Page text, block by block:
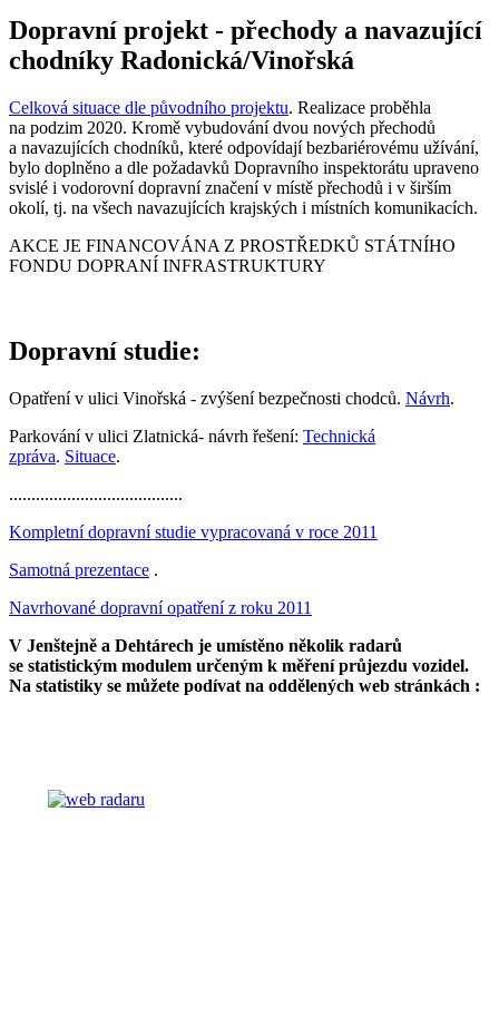
Dopravní projekt - přechody a navazující
chodníky Radonická/Vinořská
Celková situace dle původního projektu. Realizace proběhla
na podzim 2020. Kromě vybudování dvou nových přechodů
a navazujících chodníků, které odpovídají bezbariérovému užívání,
bylo doplněno a dle požadavků Dopravního inspektorátu upraveno
svislé i vodorovní dopravní značení v místě přechodů i v širším
okolí, tj. na všech navazujících krajských i místních komunikacích.
AKCE JE FINANCOVÁNA Z PROSTŘEDKŮ STÁTNÍHO
FONDU DOPRANÍ INFRASTRUKTURY
Dopravní studie:
Opatření v ulici Vinořská - zvýšení bezpečnosti chodců. Návrh.
Parkování v ulici Zlatnická- návrh řešení: Technická
zpráva. Situace.
.......................................
Kompletní dopravní studie vypracovaná v roce 2011
Samotná prezentace .
Navrhované dopravní opatření z roku 2011
V Jenštejně a Dehtárech je umístěno několik radarů
se statistickým modulem určeným k měření průjezdu vozidel.
Na statistiky se můžete podívat na oddělených web stránkách :